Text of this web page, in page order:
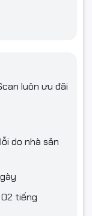
luôn ưu đãi
do nhà sản
tiếng